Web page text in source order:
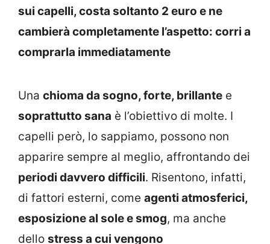
sui capelli, costa soltanto 2 euro e ne
cambierà completamente l’aspetto: corri a
comprarla immediatamente
Una chioma da sogno, forte, brillante e
soprattutto sana è l’obiettivo di molte. I
capelli però, lo sappiamo, possono non
apparire sempre al meglio, affrontando dei
periodi davvero difficili. Risentono, infatti,
di fattori esterni, come agenti atmosferici,
esposizione al sole e smog, ma anche
dello stress a cui vengono